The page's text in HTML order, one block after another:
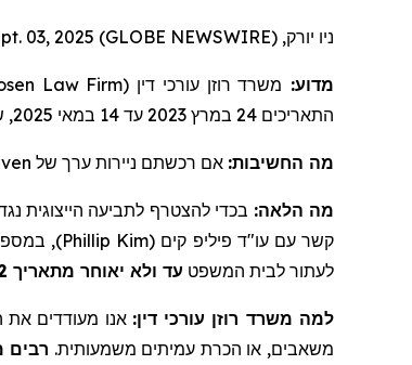
ניו יורק, Sept. 03, 2025 (GLOBE NEWSWIRE) --
מדוע: משרד רוזן עורכי דין (Law Firm
התאריכים 24 במרץ 2023 עד 14 במאי 2025
,
מה החשיבות: אם רכשתם ניירות ערך של
מה הלאה: בכדי להצטרף לתביעה הייצוגית
קשר עם עו"ד פיליפ קים (Phillip Kim), במספר החינמי
לעתור לבית המשפט עד ולא יאוחר מתאריך 12
למה משרד רוזן עורכי דין: אנו מעודדים את
משאבים, או הכרת עמיתים משמעותית. רבים